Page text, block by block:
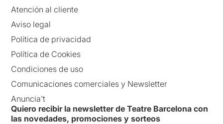
Atención al cliente
Aviso legal
Política de privacidad
Política de Cookies
Condiciones de uso
Comunicaciones comerciales y Newsletter
Anuncia’t
Quiero recibir la newsletter de Teatre Barcelona con
las novedades, promociones y sorteos